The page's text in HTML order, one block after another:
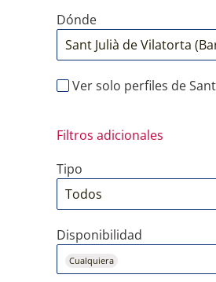
Dónde
Ver solo perfiles de
Filtros adicionales
Tipo
Disponibilidad
Cualquiera